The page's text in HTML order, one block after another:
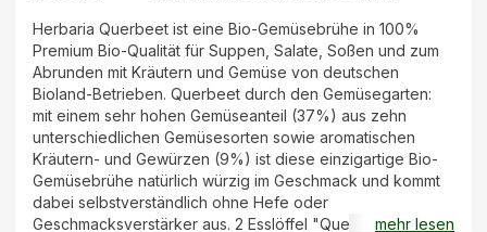
Herbaria Querbeet ist eine Bio-Gemüsebrühe in 100%
Premium Bio-Qualität für Suppen, Salate, Soßen und zum
Abrunden mit Kräutern und Gemüse von deutschen
Bioland-Betrieben. Querbeet durch den Gemüsegarten:
mit einem sehr hohen Gemüseanteil (37%) aus zehn
unterschiedlichen Gemüsesorten sowie aromatischen
Kräutern- und Gewürzen (9%) ist diese einzigartige Bio-
Gemüsebrühe natürlich würzig im Geschmack und kommt
dabei selbstverständlich ohne Hefe oder
Geschmacksverstärker aus. 2 Esslöffel "Querbeet"mehr lesen